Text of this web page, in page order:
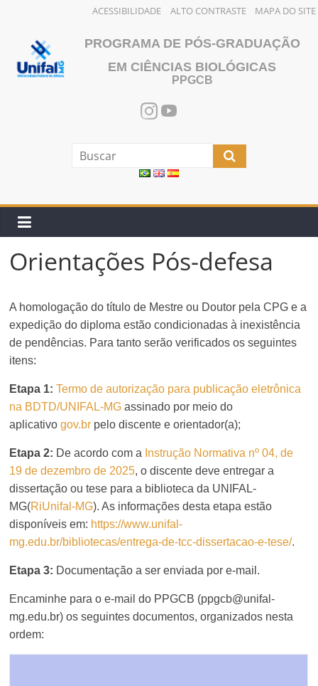
ACESSIBILIDADE ALTO CONTRASTE MAPA DO SITE
conteúdo
PROGRAMA DE PÓS-GRADUAÇÃO
EM CIÊNCIAS BIOLÓGICAS
PPGCB
Orientações Pós-defesa
A homologação do título de Mestre ou Doutor pela CPG e a
expedição do diploma estão condicionadas à inexistência
de pendências. Para tanto serão verificados os seguintes
itens:
Etapa 1:Termo de autorização para publicação eletrônica
na BDTD/UNIFAL-MG assinado por meio do
aplicativogov.br pelo discente e orientador(a);
Etapa 2: De acordo com a Instrução Normativa nº 04, de
19 de dezembro de 2025, o discente deve entregar a
dissertação ou tese para a biblioteca da UNIFAL-
MG(RiUnifal-MG). As informações desta etapa estão
disponíveis em: https://www.unifal-
mg.edu.br/bibliotecas/entrega-de-tcc-dissertacao-e-tese/.
Etapa 3: Documentação a ser enviada por e-mail.
Encaminhe para o e-mail do PPGCB (ppgcb@unifal-
mg.edu.br) os seguintes documentos, organizados nesta
ordem: